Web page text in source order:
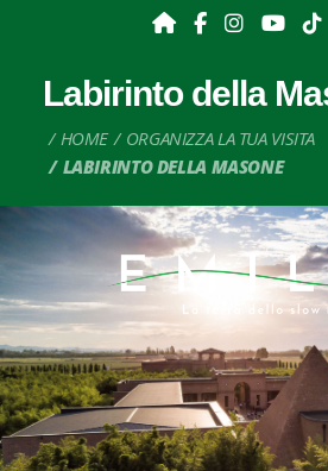
Labirinto della
HOME
ORGANIZZA LA TUA VISITA
LABIRINTO DELLA MASONE